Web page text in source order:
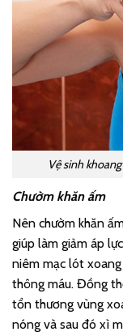
Vệ sinh
Chườm khăn ấm
Nên chườm khăn
giúp làm giảm áp
niêm mạc lót
thông máu. Đồng
tổn thương vùng
nóng và sau đó xì